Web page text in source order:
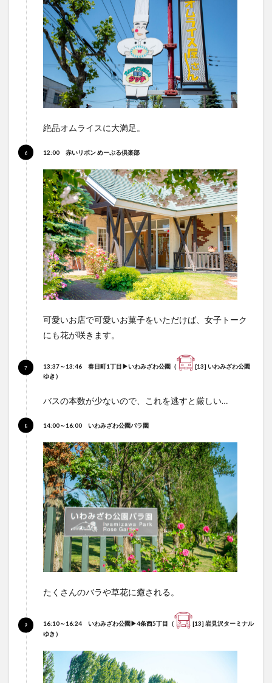
絶品オムライスに大満足。
12:00 赤いリボン めーぷる倶楽部
可愛いお店で可愛いお菓子をいただけば、女子トーク
にも花が咲きます。
13:37～13:46 春日町1丁目▶いわみざわ公園 （
[13] いわみざわ公園
ゆき）
バスの本数が少ないので、これを逃すと厳しい…
14:00～16:00 いわみざわ公園バラ園
たくさんのバラや草花に癒される。
16:10～16:24 いわみざわ公園 ▶4条西5丁目 （
[13] 岩見沢ターミナル
ゆき）